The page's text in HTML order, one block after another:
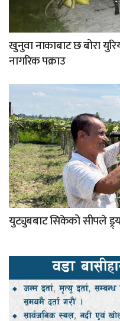
खुनुवा नाकाबाट छ बोरा
नागरिक पक्राउ
युट्युबबाट सिकेको सीपले